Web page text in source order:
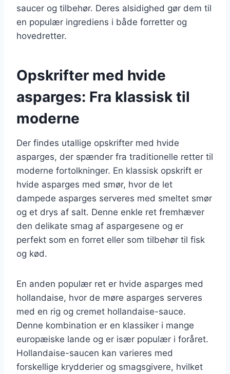
saucer og tilbehør. Deres alsidighed gør dem til
en populær ingrediens i både forretter og
hovedretter.
Opskrifter med hvide
asparges: Fra klassisk til
moderne
Der findes utallige opskrifter med hvide
asparges, der spænder fra traditionelle retter til
moderne fortolkninger. En klassisk opskrift er
hvide asparges med smør, hvor de let
dampede asparges serveres med smeltet smør
og et drys af salt. Denne enkle ret fremhæver
den delikate smag af aspargesene og er
perfekt som en forret eller som tilbehør til fisk
og kød.
En anden populær ret er hvide asparges med
hollandaise, hvor de møre asparges serveres
med en rig og cremet hollandaise-sauce.
Denne kombination er en klassiker i mange
europæiske lande og er især populær i foråret.
Hollandaise-saucen kan varieres med
forskellige krydderier og smagsgivere, hvilket